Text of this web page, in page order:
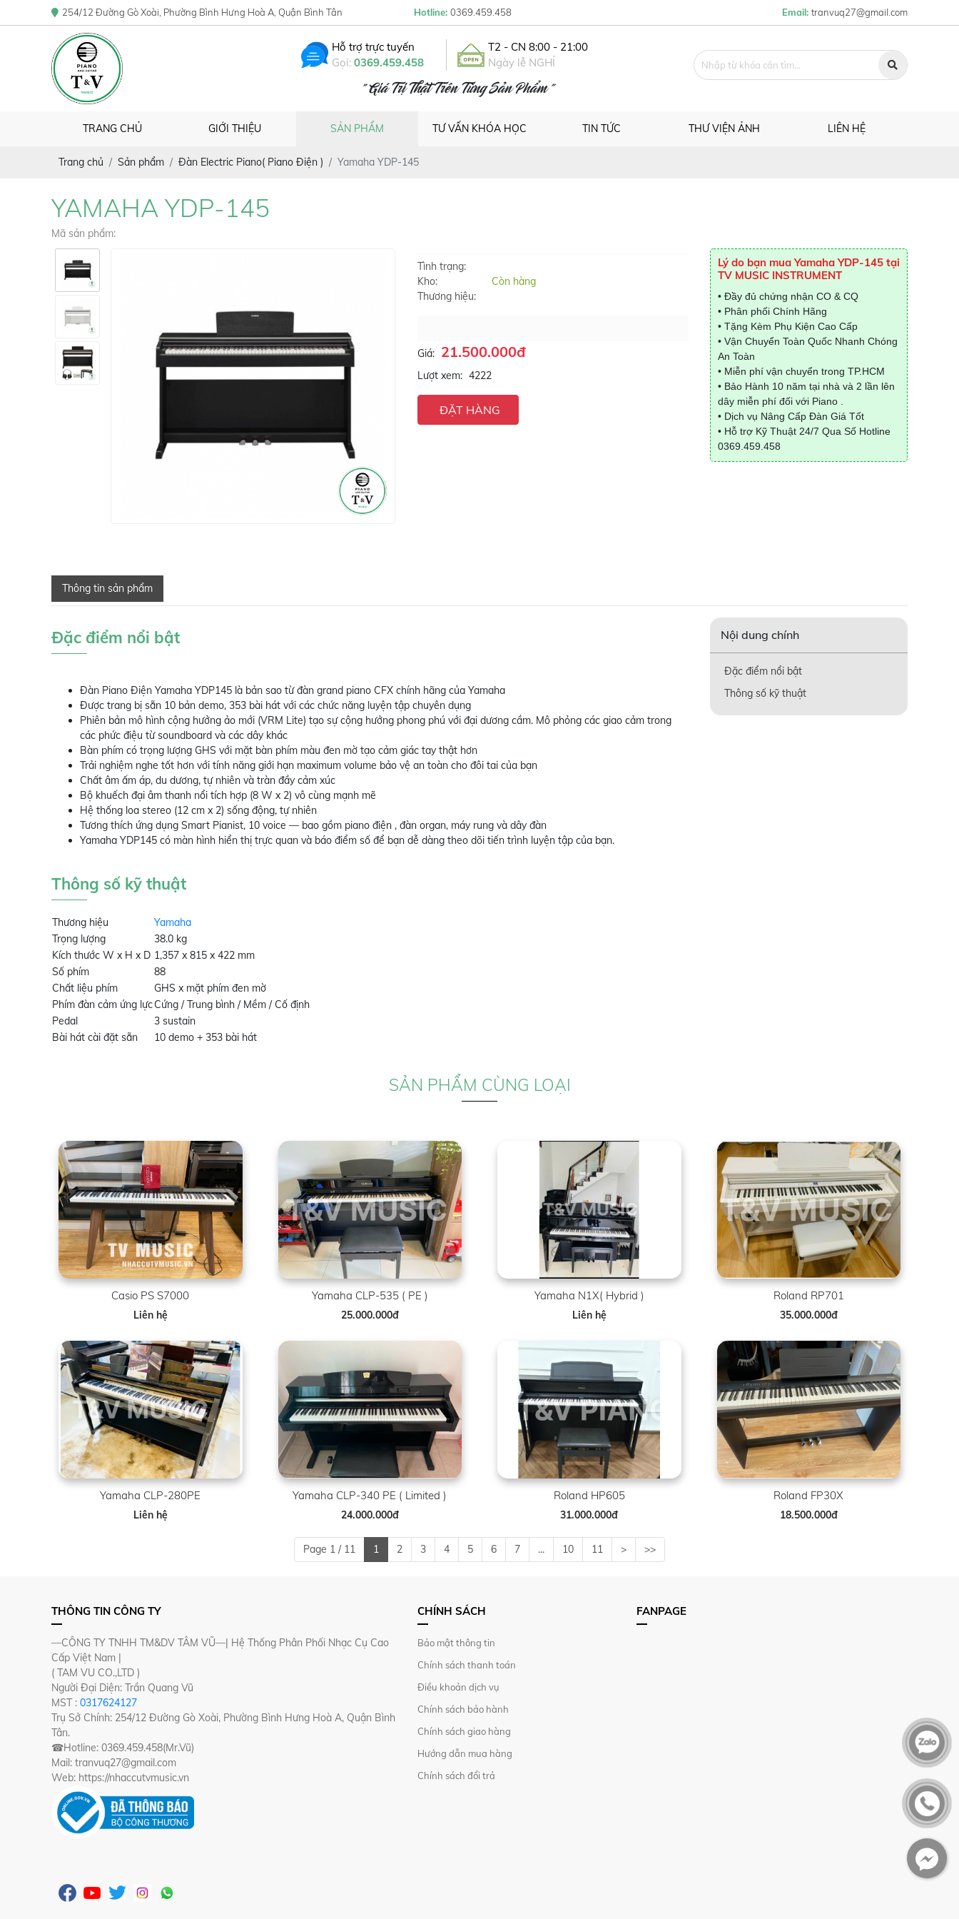
254/12 Đường Gò Xoài, Phường Bình Hưng Hoà A, Quận Bình Tân Hotline: 0369.459.458 Email: tranvuq27@gmail.com
Hỗ trợ trực tuyến
Gọi: 0369.459.458
T2 - CN 8:00 - 21:00
Ngày lễ NGHỈ
" Giá Trị Thật Trên Từng Sản Phẩm "
TRANG CHỦ GIỚI THIỆU SẢN PHẨM TƯ VẤN KHÓA HỌC TIN TỨC THƯ VIỆN ẢNH LIÊN HỆ
Trang chủ Sản phẩm Đàn Electric Piano( Piano Điện ) Yamaha YDP-145
YAMAHA YDP-145
Mã sản phẩm:
Tình trạng:
Kho:
Còn hàng
Thương hiệu:
Giá: 21.500.000đ
Lượt xem: 4222
ĐẶT HÀNG
Lý do bạn mua Yamaha YDP-145 tại
TV MUSIC INSTRUMENT
• Đầy đủ chứng nhận CO & CQ
• Phân phối Chính Hãng
• Tặng Kèm Phụ Kiện Cao Cấp
• Vận Chuyển Toàn Quốc Nhanh Chóng
An Toàn
• Miễn phí vận chuyển trong TP.HCM
• Bảo Hành 10 năm tại nhà và 2 lần lên
dây miễn phí đối với Piano .
• Dịch vụ Nâng Cấp Đàn Giá Tốt
• Hỗ trợ Kỹ Thuật 24/7 Qua Số Hotline
0369.459.458
Thông tin sản phẩm
Đặc điểm nổi bật
Đàn Piano Điện Yamaha YDP145 là bản sao từ đàn grand piano CFX chính hãng của Yamaha
Được trang bị sẵn 10 bản demo, 353 bài hát với các chức năng luyện tập chuyên dụng
Phiên bản mô hình cộng hưởng ảo mới (VRM Lite) tạo sự cộng hưởng phong phú với đại dương cầm. Mô phỏng các giao cảm trong
các phức điệu từ soundboard và các dây khác
Bàn phím có trọng lượng GHS với mặt bàn phím màu đen mờ tạo cảm giác tay thật hơn
Trải nghiệm nghe tốt hơn với tính năng giới hạn maximum volume bảo vệ an toàn cho đôi tai của bạn
Chất âm ấm áp, du dương, tự nhiên và tràn đầy cảm xúc
Bộ khuếch đại âm thanh nổi tích hợp (8 W x 2) vô cùng mạnh mẽ
Hệ thống loa stereo (12 cm x 2) sống động, tự nhiên
Tương thích ứng dụng Smart Pianist, 10 voice — bao gồm piano điện , đàn organ, máy rung và dây đàn
Yamaha YDP145 có màn hình hiển thị trực quan và báo điểm số để bạn dễ dàng theo dõi tiến trình luyện tập của bạn.
Thông số kỹ thuật
Thương hiệu
Yamaha
Trọng lượng
38.0 kg
Kích thước W x H x D 1,357 x 815 x 422 mm
Số phím
88
Chất liệu phím
GHS x mặt phím đen mờ
Phím đàn cảm ứng lựcCứng / Trung bình / Mềm / Cố định
Pedal
3 sustain
Bài hát cài đặt sẵn
10 demo + 353 bài hát
Nội dung chính
Đặc điểm nổi bật
Thông số kỹ thuật
SẢN PHẨM CÙNG LOẠI
Casio PS S7000
Liên hệ
Yamaha CLP-535 ( PE )
25.000.000đ
Yamaha N1X( Hybrid )
Liên hệ
Roland RP701
35.000.000đ
Yamaha CLP-280PE
Liên hệ
Yamaha CLP-340 PE ( Limited )
24.000.000đ
Roland HP605
31.000.000đ
Roland FP30X
18.500.000đ
Page 1 / 11 1 2 3 4 5 6 7 ... 10 11 > >>
THÔNG TIN CÔNG TY
—CÔNG TY TNHH TM&DV TÂM VŨ—| Hệ Thống Phân Phối Nhạc Cụ Cao
Cấp Việt Nam |
( TAM VU CO.,LTD )
Người Đại Diện: Trần Quang Vũ
MST : 0317624127
Trụ Sở Chính: 254/12 Đường Gò Xoài, Phường Bình Hưng Hoà A, Quận Bình
Tân.
☎Hotline: 0369.459.458(Mr.Vũ)
Mail: tranvuq27@gmail.com
Web: https://nhaccutvmusic.vn
CHÍNH SÁCH
Bảo mật thông tin
Chính sách thanh toán
Điều khoản dịch vụ
Chính sách bảo hành
Chính sách giao hàng
Hướng dẫn mua hàng
Chính sách đổi trả
FANPAGE